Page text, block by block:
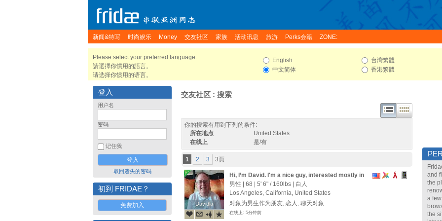
新闻&特写 时尚娱乐 Money 交友社区 家族 活动讯息 旅游 Perks会籍 ZONE:
Please select your preferred language.
請選擇你慣用的語言。
请选择你惯用的语言。
English
中文简体
台灣繁體
香港繁體
登入
用户名
密码
记住我
取回遗失的密码
初到 FRIDAE？
免费加入
交友社区 : 搜索
你的搜索有用到下列的条件:
所在地点
United States
在线上
是/有
1 2 3 3頁
Davidla
Davidla
Hi, I’m David. I'm a nice guy, interested mostly in
friends, and more
男性 | 68 | 5' 6" / 160lbs | 白人
Los Angeles, California, United States
对象为男生作为朋友, 恋人, 聊天对象
在线上: 5分钟前
and
the
a
the